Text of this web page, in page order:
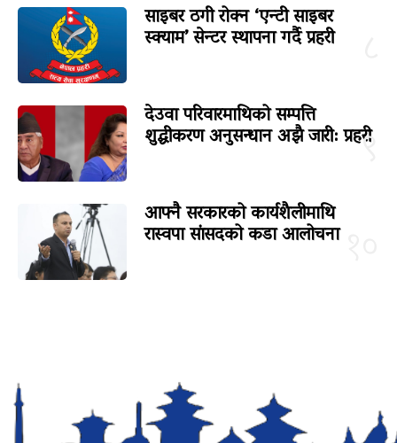
साइबर ठगी रोक्न ‘एन्टी साइबर
स्क्याम’ सेन्टर स्थापना गर्दै प्रहरी
९
देउवा परिवारमाथिको सम्पत्ति
शुद्धीकरण अनुसन्धान अझै जारी: प्रहरी
आफ्नै सरकारको कार्यशैलीमाथि
रास्वपा सांसदको कडा आलोचना